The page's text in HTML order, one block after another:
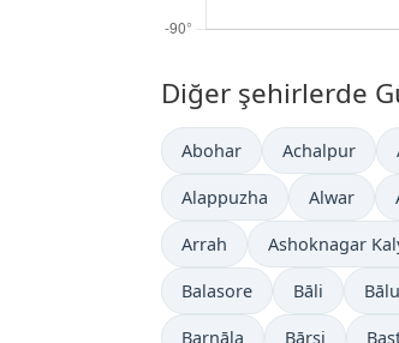
Diğer şehirlerde
Abohar Achalpur
Alappuzha Alwar
Arrah Ashoknagar
Balasore Bāli
Barnāla Bārsi